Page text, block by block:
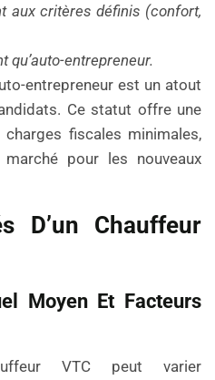
aux critères définis (confort,
qu’auto-entrepreneur.
entrepreneur est un atout
Ce statut offre une
fiscales minimales,
pour les nouveaux
D’un Chauffeur
Moyen Et Facteurs
VTC peut varier